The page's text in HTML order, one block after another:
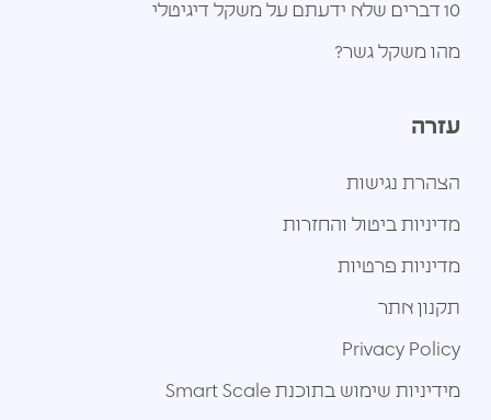
10 דברים שלא ידעתם על משקל דיגיטלי
מהו משקל גשר?
עזרה
הצהרת נגישות
מדיניות ביטול והחזרות
מדיניות פרטיות
תקנון אתר
Privacy Policy
מידיניות שימוש בתוכנת Smart Scale